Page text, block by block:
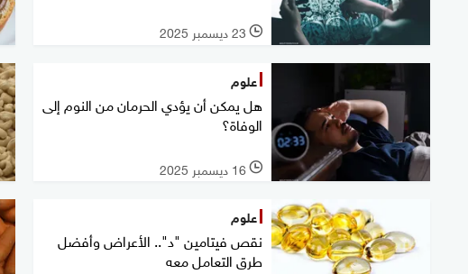
l 23 ديسمبر 2025
علوم
هل يمكن أن يؤدي الحرمان من النوم إلى
الوفاة؟
l 16 ديسمبر 2025
علوم
نقص فيتامين "د".. الأعراض وأفضل
طرق التعامل معه